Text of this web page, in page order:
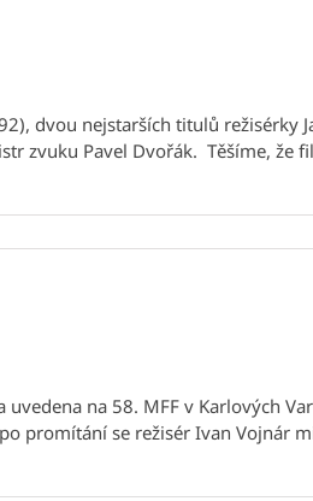
dvou nejstarších titulů režisérky
zvuku Pavel Dvořák. Těšíme, že
na 58. MFF v Karlových
promítání se režisér Ivan Vojnár